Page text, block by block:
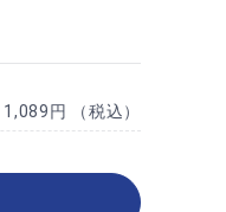
1,089円 （税込）